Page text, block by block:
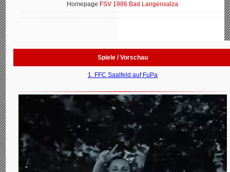
Homepage FSV 1986 Bad Langensalza
Spiele / Vorschau
1. FFC Saalfeld auf FuPa